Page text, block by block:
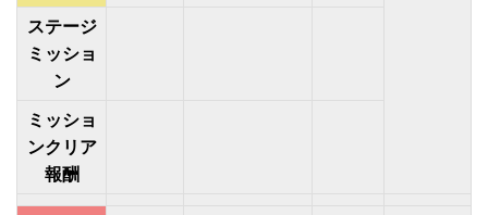
ステージ
ミッショ
ン
ミッショ
ンクリア
報酬